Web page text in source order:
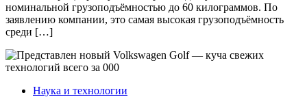
номинальной грузоподъёмностью до 60 килограммов. По
заявлению компании, это самая высокая грузоподъёмность
среди […]
Наука и технологии